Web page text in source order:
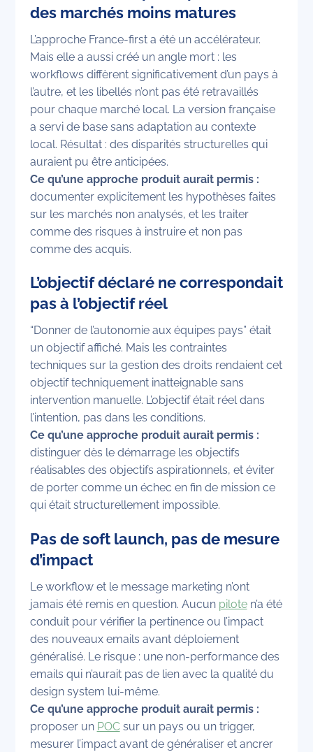
des marchés moins matures
L’approche France-first a été un accélérateur.
Mais elle a aussi créé un angle mort : les
workflows diffèrent significativement d’un pays à
l’autre, et les libellés n’ont pas été retravaillés
pour chaque marché local. La version française
a servi de base sans adaptation au contexte
local. Résultat : des disparités structurelles qui
auraient pu être anticipées.
Ce qu’une approche produit aurait permis :
documenter explicitement les hypothèses faites
sur les marchés non analysés, et les traiter
comme des risques à instruire et non pas
comme des acquis.
L’objectif déclaré ne correspondait
pas à l’objectif réel
“Donner de l’autonomie aux équipes pays” était
un objectif affiché. Mais les contraintes
techniques sur la gestion des droits rendaient cet
objectif techniquement inatteignable sans
intervention manuelle. L’objectif était réel dans
l’intention, pas dans les conditions.
Ce qu’une approche produit aurait permis :
distinguer dès le démarrage les objectifs
réalisables des objectifs aspirationnels, et éviter
de porter comme un échec en fin de mission ce
qui était structurellement impossible.
Pas de soft launch, pas de mesure
d’impact
Le workflow et le message marketing n’ont
jamais été remis en question. Aucun piloten’a été
conduit pour vérifier la pertinence ou l’impact
des nouveaux emails avant déploiement
généralisé. Le risque : une non-performance des
emails qui n’aurait pas de lien avec la qualité du
design system lui-même.
Ce qu’une approche produit aurait permis :
proposer un POCsur un pays ou un trigger,
mesurer l’impact avant de généraliser et ancrer